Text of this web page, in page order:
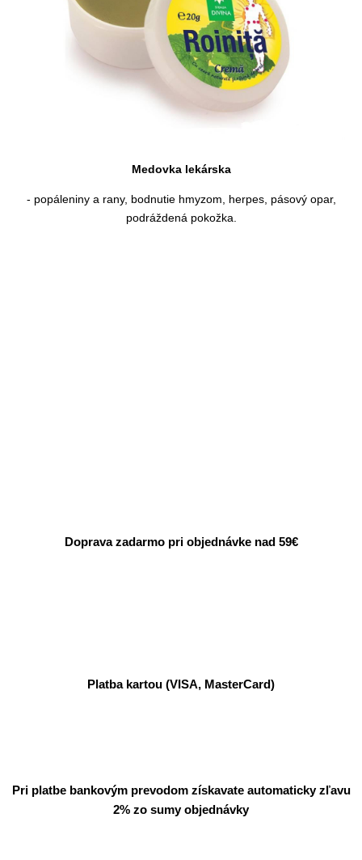
Medovka lekárska
- popáleniny a rany, bodnutie hmyzom, herpes, pásový opar,
podráždená pokožka.
Doprava zadarmo pri objednávke nad 59€
Platba kartou (VISA, MasterCard)
Pri platbe bankovým prevodom získavate automaticky zľavu
2% zo sumy objednávky